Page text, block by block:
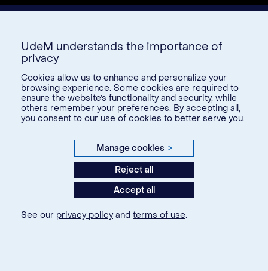
Donate
© Université de Montréal, 2026. Tous droits réservés.
Privacy
Terms of use
UdeM understands the importance of
privacy
Cookies allow us to enhance and personalize your
browsing experience. Some cookies are required to
ensure the website’s functionality and security, while
others remember your preferences. By accepting all,
you consent to our use of cookies to better serve you.
Manage cookies >
Reject all
Accept all
See our privacy policyand terms of use.